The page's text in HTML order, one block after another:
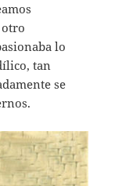
lo
tan
se